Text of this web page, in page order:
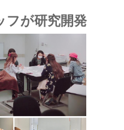
フが研究開発